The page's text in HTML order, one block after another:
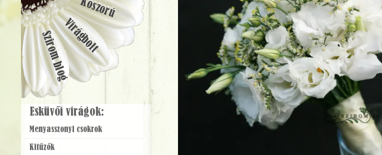
Koszorú
Virágbolt
Szirom blog
Esküvői virágok:
Menyasszonyi csokrok
Kitűzők